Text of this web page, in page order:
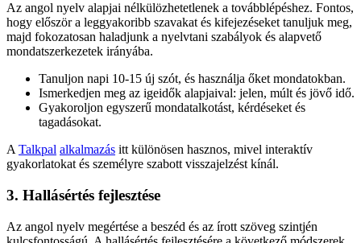
Az angol nyelv alapjai nélkülözhetetlenek a továbblépéshez. Fontos,
hogy először a leggyakoribb szavakat és kifejezéseket tanuljuk meg,
majd fokozatosan haladjunk a nyelvtani szabályok és alapvető
mondatszerkezetek irányába.
Tanuljon napi 10-15 új szót, és használja őket mondatokban.
Ismerkedjen meg az igeidők alapjaival: jelen, múlt és jövő idő.
Gyakoroljon egyszerű mondatalkotást, kérdéseket és
tagadásokat.
ATalkpal alkalmazás itt különösen hasznos, mivel interaktív
gyakorlatokat és személyre szabott visszajelzést kínál.
3. Hallásértés fejlesztése
Az angol nyelv megértése a beszéd és az írott szöveg szintjén